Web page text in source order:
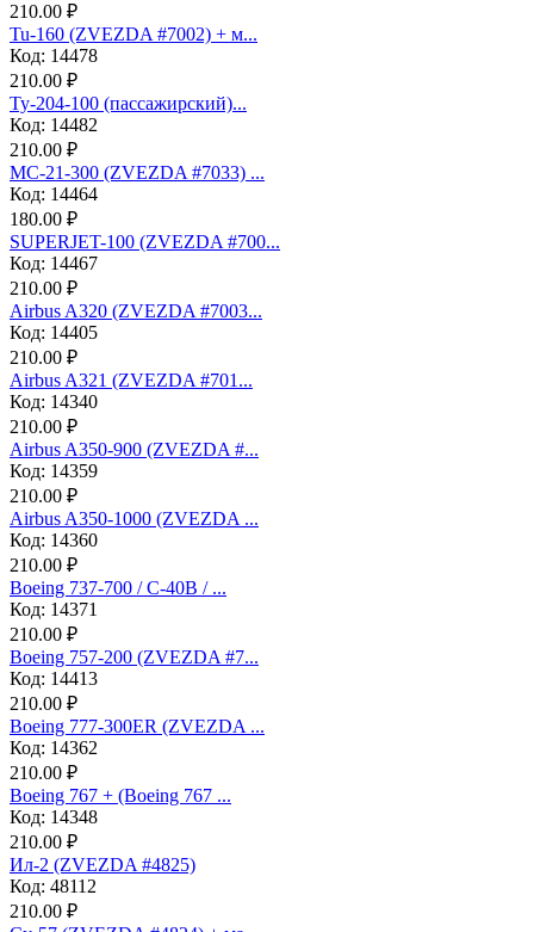
210.00 ₽
Tu-160 (ZVEZDA #7002) + м...
Код: 14478
210.00 ₽
Ту-204-100 (пассажирский)...
Код: 14482
210.00 ₽
МС-21-300 (ZVEZDA #7033) ...
Код: 14464
180.00 ₽
SUPERJET-100 (ZVEZDA #700...
Код: 14467
210.00 ₽
Аirbus A320 (ZVEZDA #7003...
Код: 14405
210.00 ₽
Аirbus A321 (ZVEZDA #701...
Код: 14340
210.00 ₽
Airbus A350-900 (ZVEZDA #...
Код: 14359
210.00 ₽
Airbus A350-1000 (ZVEZDA ...
Код: 14360
210.00 ₽
Boeing 737-700 / C-40B / ...
Код: 14371
210.00 ₽
Boeing 757-200 (ZVEZDA #7...
Код: 14413
210.00 ₽
Boeing 777-300ER (ZVEZDA ...
Код: 14362
210.00 ₽
Boeing 767 + (Boeing 767 ...
Код: 14348
210.00 ₽
Ил-2 (ZVEZDA #4825)
Код: 48112
210.00 ₽